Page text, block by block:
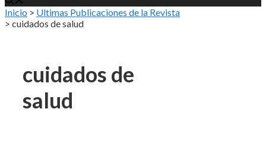
Inicio > Ultimas Publicaciones de la Revista
> cuidados de salud
cuidados de
salud